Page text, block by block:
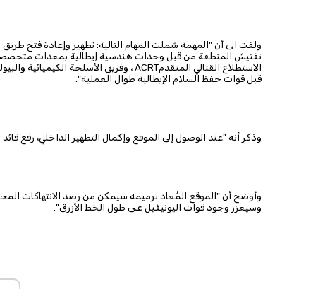
ولفت الى أن "المهمة شملت المهام التالية: تطهير وإعادة فتح
تفتيش المنطقة من قبل وحدات هندسية إيطالية بمعدات
الاستطلاع القتالي المتقدمACRT، وفريق الأسلحة الكيميائية
قبل قوات حفظ السلام الإيطالية طوال العملية"
وذكر أنه "عند الوصول إلى الموقع وإكمال التطهير الداخلي، رفع
وسيعزز وجود قوات اليونيفيل على طول الخط الأزرق"